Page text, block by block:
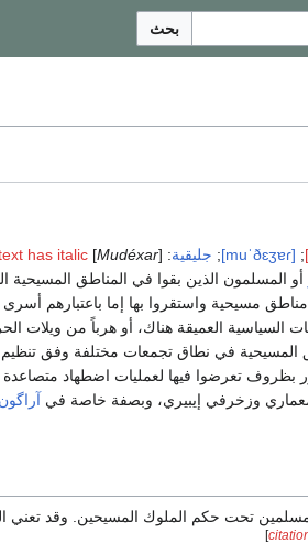
بحث
;
[muˈðɛʒɐɾ]
; جليقية: [
Mudéxar
]
has italic
أو المسلمون الذين بقوا في المناطق المسيحية
مسيحية واستقروا بها إما باعتبارهم
العميقة هناك، أو هرباً من ويلات
المسيحية في نطاق تجمعات مختلفة وفق
بظروف تعرضوا فيها لعمليات اضطهاد
معماري وزخرفي إيبيري، وبصفة خاصة في آراگون
تحت حكم الملوك المسيحين. وقد تعني
]